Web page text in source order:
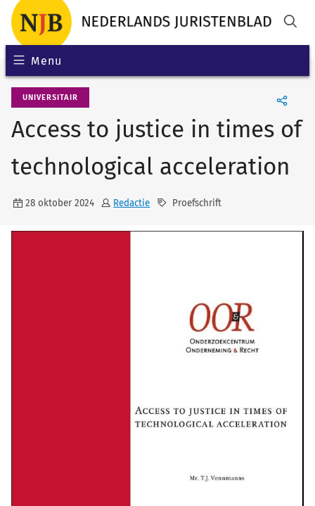
Menu
UNIVERSITAIR
Access to justice in times of
technological acceleration
28 oktober 2024 Redactie Proefschrift